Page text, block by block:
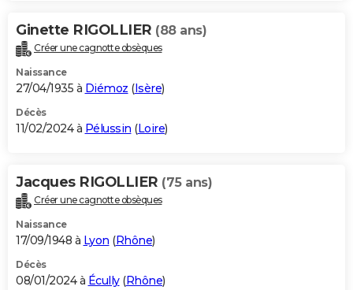
Ginette RIGOLLIER (88 ans)
Créer une cagnotte obsèques
Naissance
27/04/1935 à Diémoz (Isère)
Décès
11/02/2024 à Pélussin (Loire)
Jacques RIGOLLIER (75 ans)
Créer une cagnotte obsèques
Naissance
17/09/1948 à Lyon (Rhône)
Décès
08/01/2024 à Écully(Rhône)